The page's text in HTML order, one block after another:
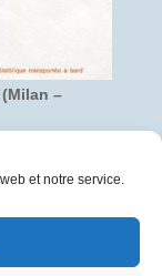
et notre service.
(Milan –